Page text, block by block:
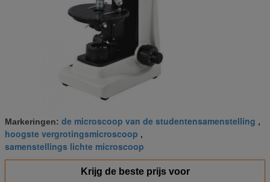
Markeringen: de microscoop van de studentensamenstelling ,
hoogste vergrotingsmicroscoop ,
samenstellings lichte microscoop
Krijg de beste prijs voor